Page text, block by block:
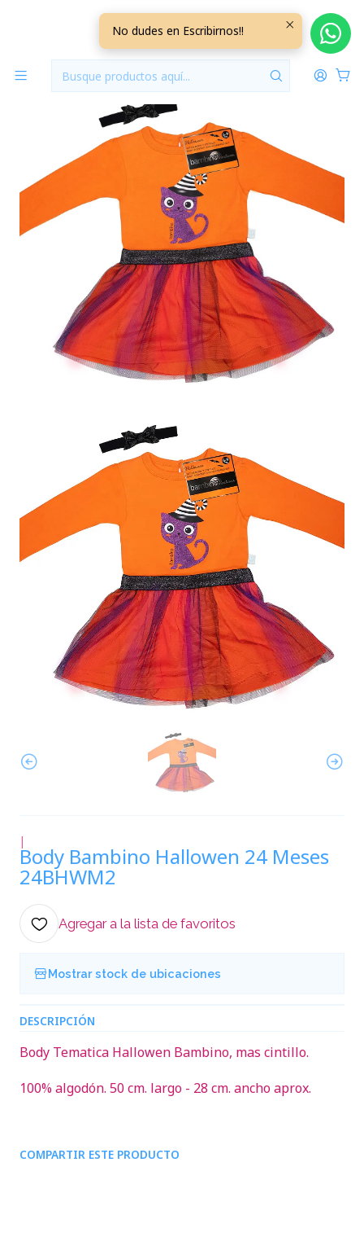
Vestuario 18/24 Meses 18/24 Meses Niña
Body Bambino Hallowen 24 Meses 24BHWM2
|
Body Bambino Hallowen 24 Meses
24BHWM2
Agregar a la lista de favoritos
Mostrar stock de ubicaciones
DESCRIPCIÓN
Body Tematica Hallowen Bambino, mas cintillo.
100% algodón. 50 cm. largo - 28 cm. ancho aprox.
COMPARTIR ESTE PRODUCTO
No dudes en Escribirnos!!